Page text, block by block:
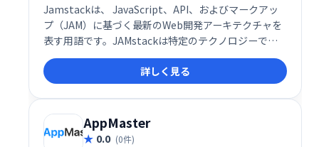
Jamstackは、 JavaScript、API、およびマークアッ
プ（JAM）に基づく最新のWeb開発アーキテクチャを
表す用語です。JAMstackは特定のテクノロジーでは
なく、アプリやWebサイトを構築するための別の方法
です。
詳しく見る
AppMaster
0.0 (0件)